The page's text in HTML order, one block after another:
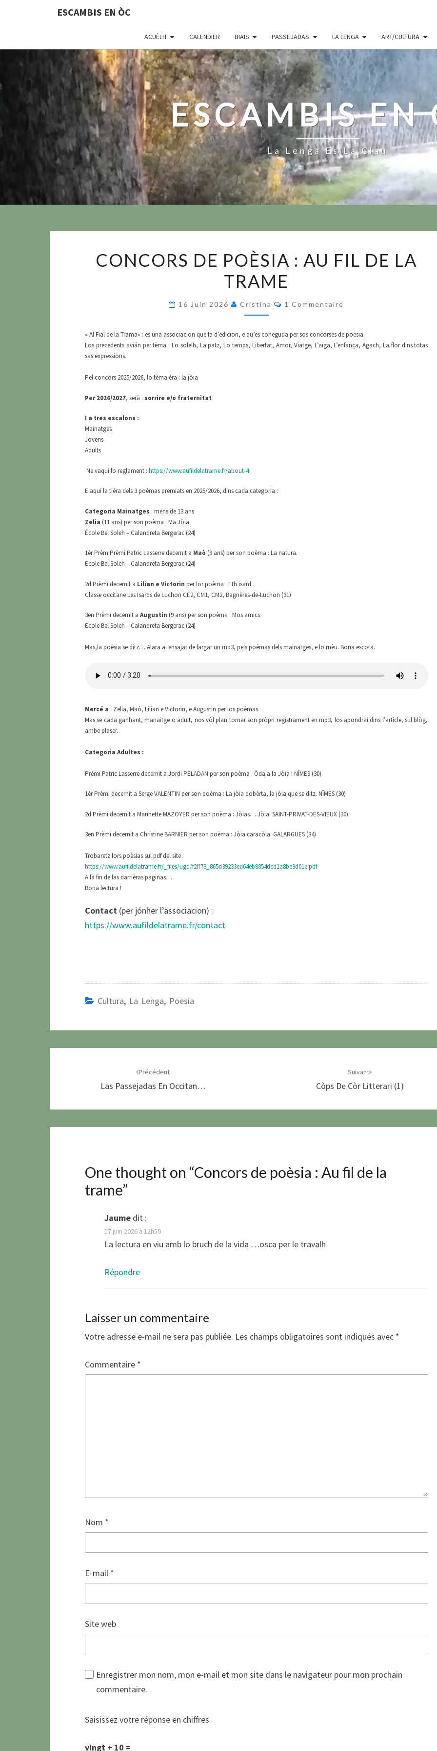
ESCAMBIS EN ÒC
ACUÈLH CALENDIER BIAIS PASSEJADAS LA LENGA ART/CULTURA
ESCAMBIS EN
La Lenga Es La Clau
DE
POÈSIA :
AU
FIL
LA
TRAME
CONCORS DE POÈSIA : AU FIL DE LA
TRAME
16 Juin 2026 Cristina Commentaires
1 Commentaire
« Al Fial de la Trama» : es una associacion que fa d’edicion, e qu’es coneguda per sos concorses de poesia.
Los precedents avián per tèma : Lo solelh, La patz, Lo temps, Libertat, Amor, Viatge, L’aiga, L’enfança, Agach, La flor dins totas
sas expressions.
Pel concors 2025/2026, lo tèma èra : la jòia
Per 2026/2027, serà : sorrire e/o fraternitat
I a tres escalons :
Mainatges
Jovens
Adults
Ne vaquí lo reglament : https://www.aufildelatrame.fr/about-4
E aquí la tièra dels 3 poèmas premiats en 2025/2026, dins cada categoria :
Categoria Mainatges : mens de 13 ans
Zelia (11 ans) per son poèma : Ma Jòia.
École Bel Soleh – Calandreta Bergerac (24)
1èr Prèm Prèmi Patric Lasserre decernit a Maò (9 ans) per son poèma : La natura.
Ecole Bel Soleh – Calandreta Bergerac (24)
2d Prèmi decernit a Lilian e Victorin per lor poèma : Eth isard.
Classe occitane Les Isards de Luchon CE2, CM1, CM2, Bagnères-de-Luchon (31)
3en Prèmi decernit a Augustin (9 ans) per son poèma : Mos amics
Ecole Bel Soleh – Calandreta Bergerac (24)
Mas,la poèsia se ditz… Alara ai ensajat de fargar un mp3, pels poèmas dels mainatges, e lo mèu. Bona escota.
Mercé a : Zelia, Maó, Lilian e Victorin, e Augustin per los poèmas.
Mas se cada ganhant, manaitge o adult, nos vòl plan tornar son pròpri registrament en mp3, los apondrai dins l’article, sul blòg,
ambe plaser.
Categoria Adultes :
Prèmi Patric Lasserre decernit a Jordi PELADAN per son poèma : Òda a la Jòia ! NÎMES (30)
1èr Prèmi decernit a Serge VALENTIN per son poèma : La jòia dobèrta, la jòia que se ditz. NÎMES (30)
2d Prèmi decernit a Marinette MAZOYER per son poèma : Jòias… Jòia. SAINT-PRIVAT-DES-VIEUX (30)
3en Prèmi decernit a Christine BARNIER per son poèma : Jòia caracòla. GALARGUES (34)
Trobaretz lors poèsias sul pdf del site :
https://www.aufildelatrame.fr/_files/ugd/f2ff73_865d39233ed64eb8854dcd1a8be3d01e.pdf
A la fin de las darrièras paginas…
Bona lectura !
Contact (per jónher l’associacion) :
https://www.aufildelatrame.fr/contact
Cultura, La Lenga, Poesia
Précédent
Las Passejadas En Occitan…
Suivant
Còps De Còr Litterari (1)
One thought on “Concors de poèsia : Au fil de la
trame”
Jaume dit :
17 juin 2026 à 12h50
La lectura en viu amb lo bruch de la vida …osca per le travalh
Répondre
Laisser un commentaire
Votre adresse e-mail ne sera pas publiée. Les champs obligatoires sont indiqués avec *
Commentaire *
Nom *
E-mail *
Site web
Enregistrer mon nom, mon e-mail et mon site dans le navigateur pour mon prochain
commentaire.
Saisissez votre réponse en chiffres
vingt + 10 =